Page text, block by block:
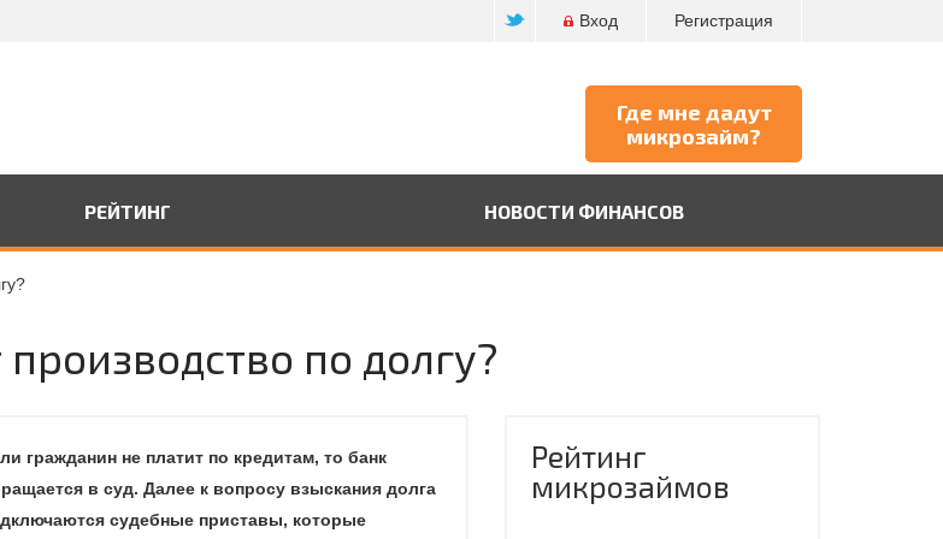
Регистрация
Вход
Где мне дадут
микрозайм?
РЕЙТИНГ НОВОСТИ ФИНАНСОВ
по долгу?
гражданин не платит по кредитам, то банк
в суд. Далее к вопросу взыскания долга
судебные приставы, которые
Рейтинг
микрозаймов